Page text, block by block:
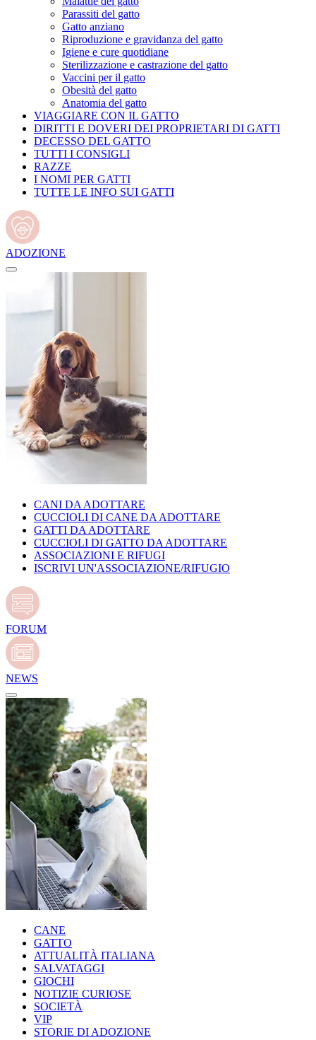
Parassiti del gatto
Gatto anziano
Riproduzione e gravidanza del gatto
Igiene e cure quotidiane
Sterilizzazione e castrazione del gatto
Vaccini per il gatto
Obesità del gatto
Anatomia del gatto
VIAGGIARE CON IL GATTO
DIRITTI E DOVERI DEI PROPRIETARI DI GATTI
DECESSO DEL GATTO
TUTTI I CONSIGLI
RAZZE
I NOMI PER GATTI
TUTTE LE INFO SUI GATTI
ADOZIONE
CANI DA ADOTTARE
CUCCIOLI DI CANE DA ADOTTARE
GATTI DA ADOTTARE
CUCCIOLI DI GATTO DA ADOTTARE
ASSOCIAZIONI E RIFUGI
ISCRIVI UN'ASSOCIAZIONE/RIFUGIO
FORUM
NEWS
CANE
GATTO
ATTUALITÀ ITALIANA
SALVATAGGI
GIOCHI
NOTIZIE CURIOSE
SOCIETÀ
VIP
STORIE DI ADOZIONE